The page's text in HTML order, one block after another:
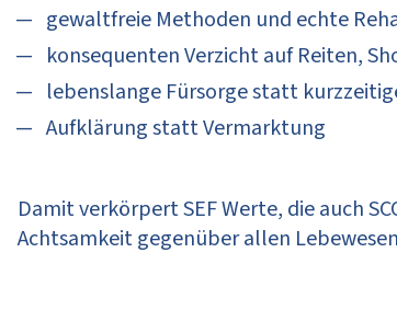
gewaltfreie Methoden und echte
konsequenten Verzicht auf Reiten,
lebenslange Fürsorge statt
Aufklärung statt Vermarktung
Damit verkörpert SEF Werte, die auch
Achtsamkeit gegenüber allen